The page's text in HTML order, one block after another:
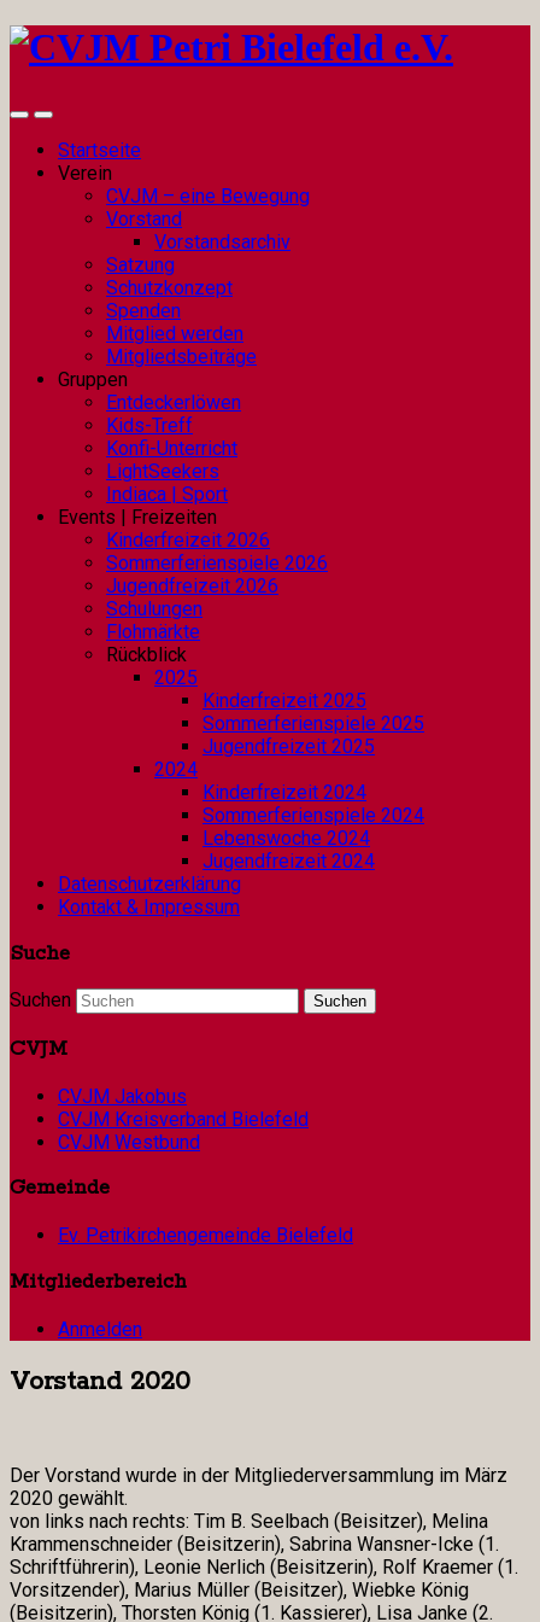
Startseite
Verein
CVJM – eine Bewegung
Vorstand
Vorstandsarchiv
Satzung
Schutzkonzept
Spenden
Mitglied werden
Mitgliedsbeiträge
Gruppen
Entdeckerlöwen
Kids-Treff
Konfi-Unterricht
LightSeekers
Indiaca | Sport
Events | Freizeiten
Kinderfreizeit 2026
Sommerferienspiele 2026
Jugendfreizeit 2026
Schulungen
Flohmärkte
Rückblick
2025
Kinderfreizeit 2025
Sommerferienspiele 2025
Jugendfreizeit 2025
2024
Kinderfreizeit 2024
Sommerferienspiele 2024
Lebenswoche 2024
Jugendfreizeit 2024
Datenschutzerklärung
Kontakt & Impressum
Suche
Suchen
CVJM
CVJM Jakobus
CVJM Kreisverband Bielefeld
CVJM Westbund
Gemeinde
Ev. Petrikirchengemeinde Bielefeld
Mitgliederbereich
Anmelden
Vorstand 2020
Der Vorstand wurde in der Mitgliederversammlung im März
2020 gewählt.
von links nach rechts: Tim B. Seelbach (Beisitzer), Melina
Krammenschneider (Beisitzerin), Sabrina Wansner-Icke (1.
Schriftführerin), Leonie Nerlich (Beisitzerin), Rolf Kraemer (1.
Vorsitzender), Marius Müller (Beisitzer), Wiebke König
(Beisitzerin), Thorsten König (1. Kassierer), Lisa Janke (2.